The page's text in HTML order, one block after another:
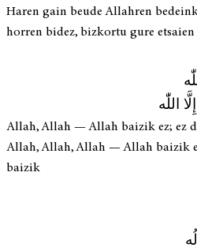
Haren gain beude Allahren
horren bidez, bizkortu gure
اللّٰه
Allah, Allah — Allah baizik ez; ez
Allah, Allah, Allah — Allah baizik
baizik